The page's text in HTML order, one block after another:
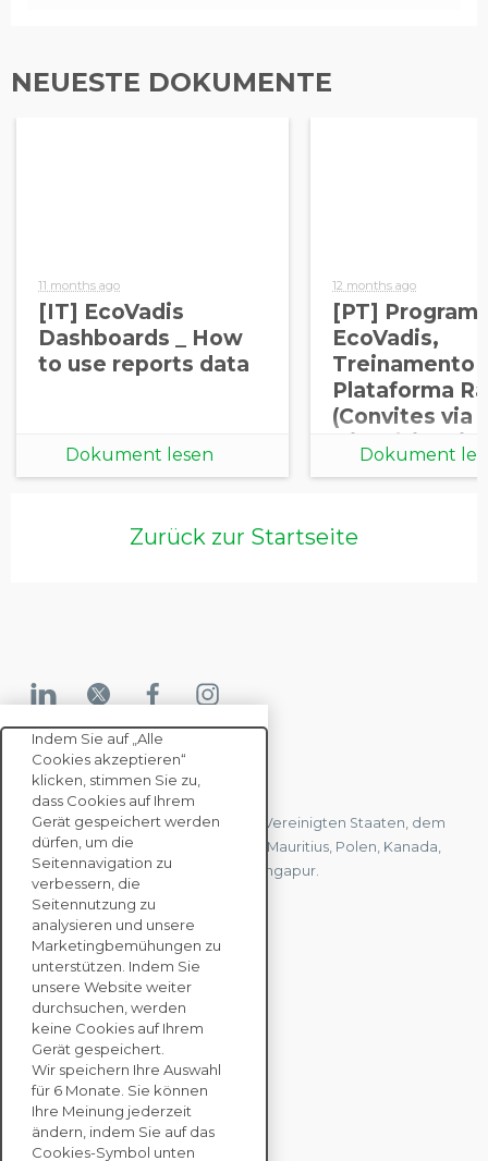
NEUESTE DOKUMENTE
11 months ago
[IT] EcoVadis
Dashboards _ How
to use reports data
Dokument lesen
12 months ago
[PT]
EcoVadis,
Treinamento
Plataforma
(Convites via
Diretório,
Pessoal, IQ
Dokument
Zurück zur Startseite
KONTAKTIEREN SIE UNS
Wir haben Büros in Frankreich, den Vereinigten Staaten, dem
Vereinigten Königreich, Hongkong, Mauritius, Polen, Kanada,
Deutschland, Japan, Spanien und Singapur.
KONTAKTIEREN SIE
UNS
UNTERNEHMENS
LÖSUNGEN
NACHHALTIGKEITS
BEWERTUNGEN
Indem Sie auf „Alle
Cookies akzeptieren“
klicken, stimmen Sie zu,
dass Cookies auf Ihrem
Gerät gespeichert werden
dürfen, um die
Seitennavigation zu
verbessern, die
Seitennutzung zu
analysieren und unsere
Marketingbemühungen zu
unterstützen. Indem Sie
unsere Website weiter
durchsuchen, werden
keine Cookies auf Ihrem
Gerät gespeichert.
Wir speichern Ihre Auswahl
für 6 Monate. Sie können
Ihre Meinung jederzeit
ändern, indem Sie auf das
Cookies-Symbol unten